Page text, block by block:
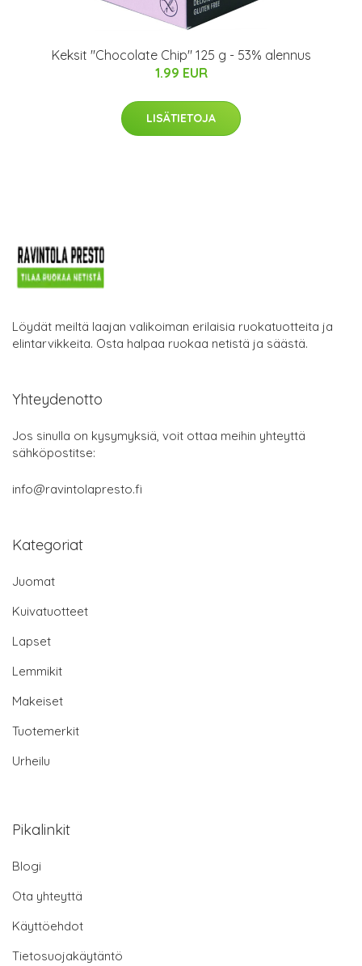
Keksit "Chocolate Chip" 125 g - 53% alennus
1.99 EUR
LISÄTIETOJA
Löydät meiltä laajan valikoiman erilaisia ruokatuotteita ja
elintarvikkeita. Osta halpaa ruokaa netistä ja säästä.
Yhteydenotto
Jos sinulla on kysymyksiä, voit ottaa meihin yhteyttä
sähköpostitse:
info@ravintolapresto.fi
Kategoriat
Juomat
Kuivatuotteet
Lapset
Lemmikit
Makeiset
Tuotemerkit
Urheilu
Pikalinkit
Blogi
Ota yhteyttä
Käyttöehdot
Tietosuojakäytäntö